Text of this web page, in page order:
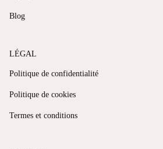
Blog
LÉGAL
Politique de confidentialité
Politique de cookies
Termes et conditions